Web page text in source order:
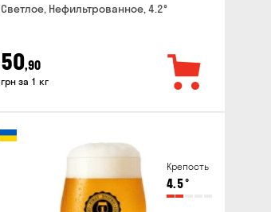
Светлое, Нефильтрованное, 4.2°
50,90
грн за 1 кг
Крепость
4.5°